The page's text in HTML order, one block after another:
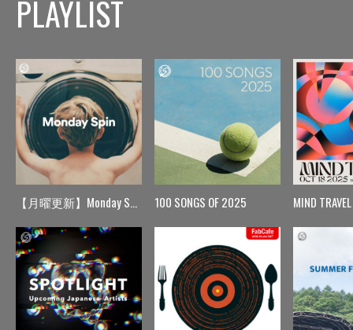
PLAYLIST
【月曜更新】Monday Spin 100 SONGS OF 2025 MIND TRAVEL